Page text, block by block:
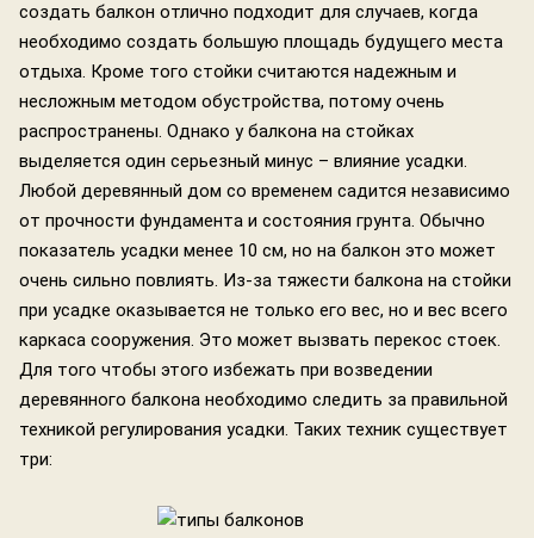
создать балкон отлично подходит для случаев, когда
необходимо создать большую площадь будущего места
отдыха. Кроме того стойки считаются надежным и
несложным методом обустройства, потому очень
распространены. Однако у балкона на стойках
выделяется один серьезный минус – влияние усадки.
Любой деревянный дом со временем садится независимо
от прочности фундамента и состояния грунта. Обычно
показатель усадки менее 10 см, но на балкон это может
очень сильно повлиять. Из-за тяжести балкона на стойки
при усадке оказывается не только его вес, но и вес всего
каркаса сооружения. Это может вызвать перекос стоек.
Для того чтобы этого избежать при возведении
деревянного балкона необходимо следить за правильной
техникой регулирования усадки. Таких техник существует
три: